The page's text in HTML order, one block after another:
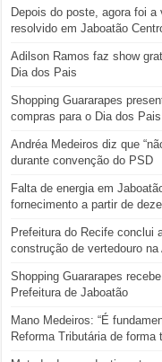
Depois do poste, agora foi
resolvido em Jaboatão
Adilson Ramos faz show
Dia dos Pais
Shopping Guararapes
compras para o Dia dos Pais
Andréa Medeiros diz que
durante convenção do PSD
Falta de energia em
fornecimento a partir de
Prefeitura do Recife conclui
construção de vertedouro
Shopping Guararapes
Prefeitura de Jaboatão
Mano Medeiros: “É
Reforma Tributária de forma